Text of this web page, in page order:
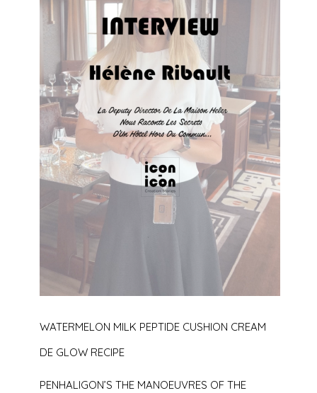
WATERMELON MILK PEPTIDE CUSHION CREAM
DE GLOW RECIPE
PENHALIGON’S THE MANOEUVRES OF THE